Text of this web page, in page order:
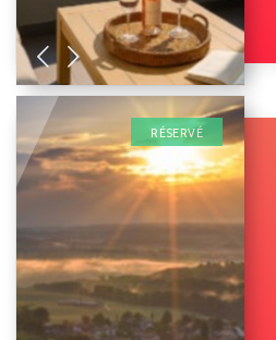
RÉSERVÉ